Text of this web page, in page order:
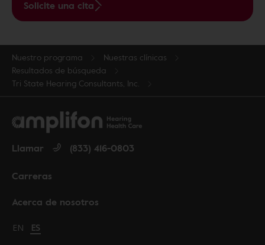
Solicite una cita
Nuestro programa
Nuestras clínicas
Resultados de búsqueda
Tri State Hearing Consultants, Inc.
Acerca de nosotros
Carreras
Llamar (833) 416-0803
Change language to English
EN Cambiar idioma a español
ES